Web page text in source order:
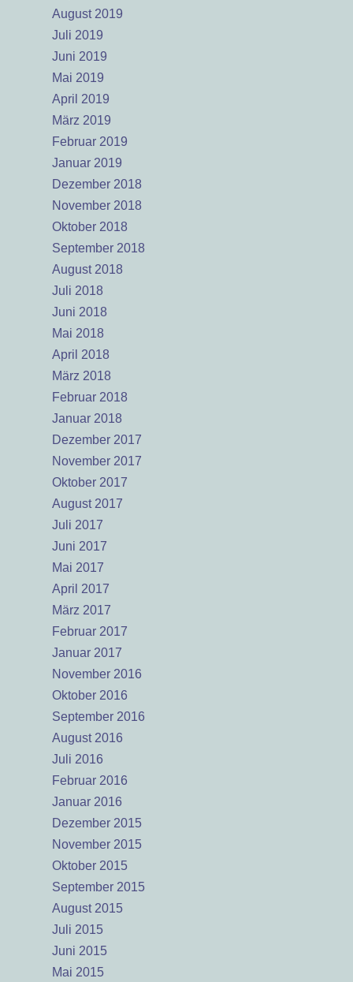
August 2019
Juli 2019
Juni 2019
Mai 2019
April 2019
März 2019
Februar 2019
Januar 2019
Dezember 2018
November 2018
Oktober 2018
September 2018
August 2018
Juli 2018
Juni 2018
Mai 2018
April 2018
März 2018
Februar 2018
Januar 2018
Dezember 2017
November 2017
Oktober 2017
August 2017
Juli 2017
Juni 2017
Mai 2017
April 2017
März 2017
Februar 2017
Januar 2017
November 2016
Oktober 2016
September 2016
August 2016
Juli 2016
Februar 2016
Januar 2016
Dezember 2015
November 2015
Oktober 2015
September 2015
August 2015
Juli 2015
Juni 2015
Mai 2015